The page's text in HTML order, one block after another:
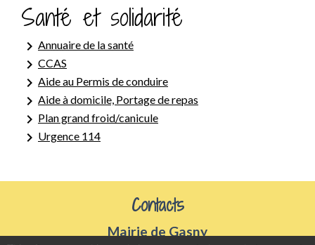
Santé et solidarité
keyboard_arrow_right Annuaire de la santé
keyboard_arrow_right CCAS
keyboard_arrow_right Aide au Permis de conduire
keyboard_arrow_right Aide à domicile, Portage de repas
keyboard_arrow_right Plan grand froid/canicule
keyboard_arrow_right Urgence 114
Contacts
Mairie de Gasny